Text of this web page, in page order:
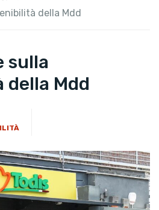
della Mdd
sulla
Mdd